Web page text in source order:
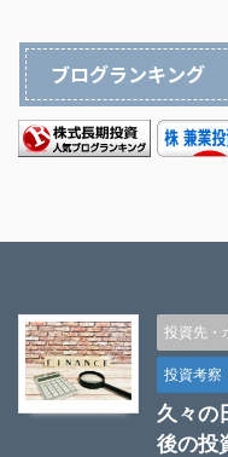
ブログランキング
投資先・
投資考察
久々の
後の投